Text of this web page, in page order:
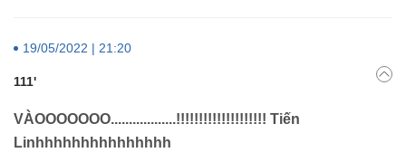
19/05/2022 | 21:20
111'
VÀOOOOOOO..................!!!!!!!!!!!!!!!!!!!! Tiến
Linhhhhhhhhhhhhhhh